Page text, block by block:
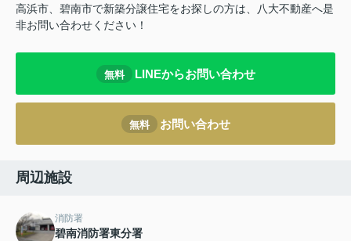
高浜市、碧南市で新築分譲住宅をお探しの方は、八大不動産へ是
非お問い合わせください！
無料 LINEからお問い合わせ
無料 お問い合わせ
周辺施設
消防署
碧南消防署東分署